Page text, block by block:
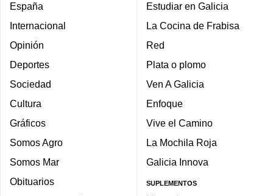
España
Internacional
Opinión
Deportes
Sociedad
Cultura
Gráficos
Somos Agro
Somos Mar
Obituarios
Estudiar en Galicia
La Cocina de Frabisa
Red
Plata o plomo
Ven A Galicia
Enfoque
Vive el Camino
La Mochila Roja
Galicia Innova
SUPLEMENTOS